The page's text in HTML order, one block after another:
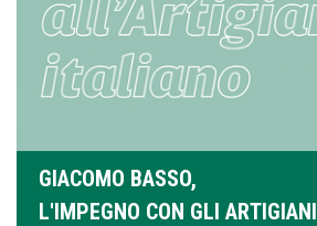
GIACOMO BASSO,
L'IMPEGNO CON GLI ARTIGIANI